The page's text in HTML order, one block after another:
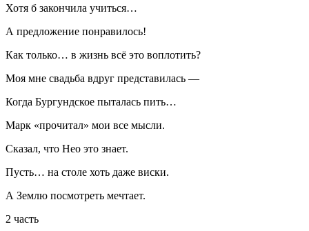
Хотя б закончила учиться…
А предложение понравилось!
Как только… в жизнь всё это воплотить?
Моя мне свадьба вдруг представилась —
Когда Бургундское пыталась пить…
Марк «прочитал» мои все мысли.
Сказал, что Нео это знает.
Пусть… на столе хоть даже виски.
А Землю посмотреть мечтает.
2 часть